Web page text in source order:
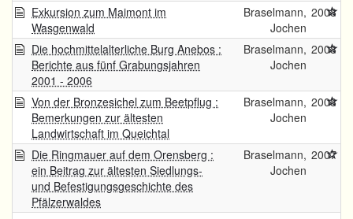
Exkursion zum Maimont im
Wasgenwald
Braselmann,
Jochen
2008
Die hochmittelalterliche Burg Anebos :
Berichte aus fünf Grabungsjahren
2001 - 2006
Braselmann,
Jochen
2008
Von der Bronzesichel zum Beetpflug :
Bemerkungen zur ältesten
Landwirtschaft im Queichtal
Braselmann,
Jochen
2008
Die Ringmauer auf dem Orensberg :
ein Beitrag zur ältesten Siedlungs-
und Befestigungsgeschichte des
Pfälzerwaldes
Braselmann,
Jochen
2007